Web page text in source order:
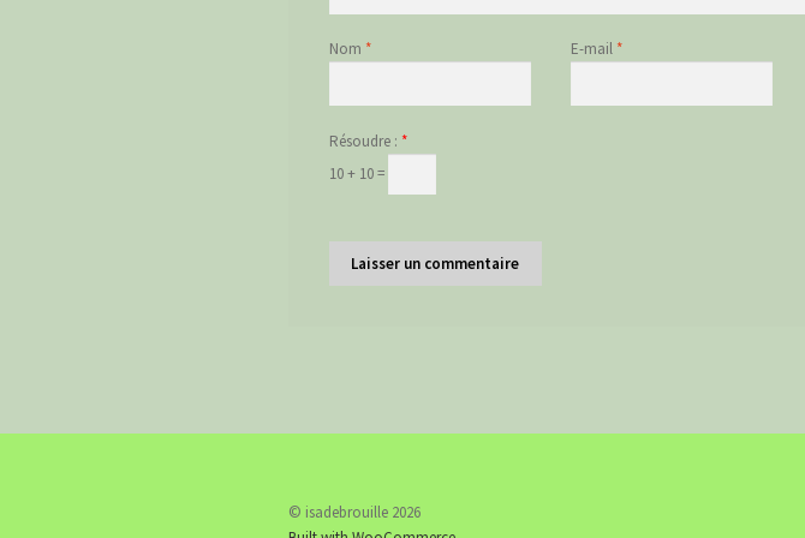
Nom * E-mail *
Résoudre : *
10 + 10 =
© isadebrouille 2026